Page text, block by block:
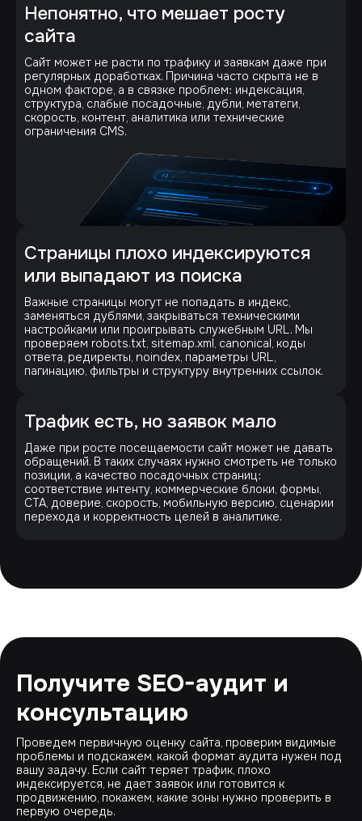
Непонятно, что мешает росту
сайта
Сайт может не расти по трафику и заявкам даже при
регулярных доработках. Причина часто скрыта не в
одном факторе, а в связке проблем: индексация,
структура, слабые посадочные, дубли, метатеги,
скорость, контент, аналитика или технические
ограничения CMS.
Страницы плохо индексируются
или выпадают из поиска
Важные страницы могут не попадать в индекс,
заменяться дублями, закрываться техническими
настройками или проигрывать служебным URL. Мы
проверяем robots.txt, sitemap.xml, canonical, коды
ответа, редиректы, noindex, параметры URL,
пагинацию, фильтры и структуру внутренних ссылок.
Трафик есть, но заявок мало
Даже при росте посещаемости сайт может не давать
обращений. В таких случаях нужно смотреть не только
позиции, а качество посадочных страниц:
соответствие интенту, коммерческие блоки, формы,
CTA, доверие, скорость, мобильную версию, сценарии
перехода и корректность целей в аналитике.
Получите SEO-аудит и
консультацию
Проведем первичную оценку сайта, проверим видимые
проблемы и подскажем, какой формат аудита нужен под
вашу задачу. Если сайт теряет трафик, плохо
индексируется, не дает заявок или готовится к
продвижению, покажем, какие зоны нужно проверить в
первую очередь.